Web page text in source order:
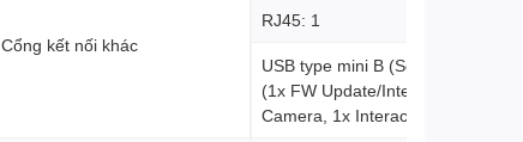
Cổng kết nối khác
RJ45: 1
USB type mini B (Services): 2
(1x FW Update/Interactive
Camera, 1x Interactive Laser)